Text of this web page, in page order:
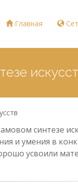
Главная
синтезе
и умения в
усвоили